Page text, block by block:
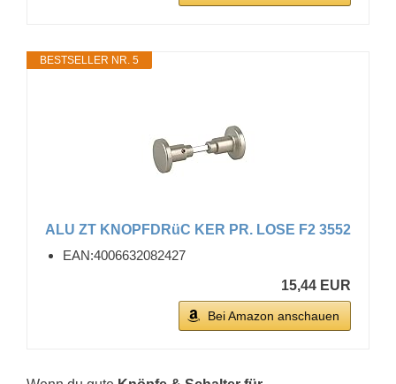
BESTSELLER NR. 5
ALU ZT KNOPFDRüC KER PR. LOSE F2 3552
EAN:4006632082427
15,44 EUR
Bei Amazon anschauen